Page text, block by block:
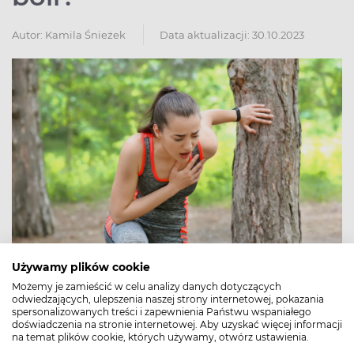
Używamy plików cookie
Możemy je zamieścić w celu analizy danych dotyczących
odwiedzających, ulepszenia naszej strony internetowej, pokazania
spersonalizowanych treści i zapewnienia Państwu wspaniałego
doświadczenia na stronie internetowej. Aby uzyskać więcej informacji
na temat plików cookie, których używamy, otwórz ustawienia.
Autor: Kamila Śnieżek Data aktualizacji: 30.10.2023
Zawał serca najczęściej objawia się piekącym bólem w
klatce piersiowej za mostkiem. Niebezpieczne
niedokrwienie mięśnia sercowego i powstająca w jego